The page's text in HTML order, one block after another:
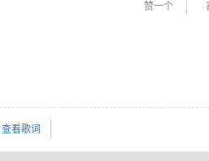
赞一个
查看歌词